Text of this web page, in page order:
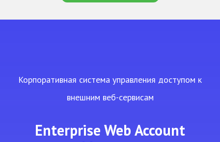
Корпоративная система управления доступом к
внешним веб-сервисам
Enterprise Web Account